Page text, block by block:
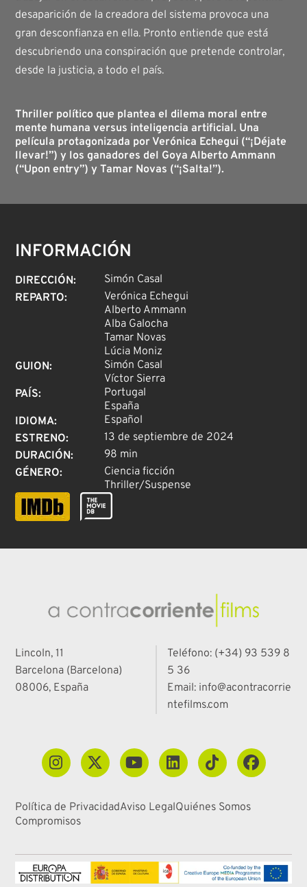
desaparición de la creadora del sistema provoca una
gran desconfianza en ella. Pronto entiende que está
descubriendo una conspiración que pretende controlar,
desde la justicia, a todo el país.
Thriller político que plantea el dilema moral entre
mente humana versus inteligencia artificial. Una
película protagonizada por Verónica Echegui (“¡Déjate
llevar!”) y los ganadores del Goya Alberto Ammann
(“Upon entry”) y Tamar Novas (“¡Salta!”).
INFORMACIÓN
DIRECCIÓN:
Simón Casal
REPARTO:
Verónica Echegui
Alberto Ammann
Alba Galocha
Tamar Novas
Lúcia Moniz
GUION:
Simón Casal
Víctor Sierra
PAÍS:
Portugal
España
IDIOMA:
Español
ESTRENO:
13 de septiembre de 2024
DURACIÓN:
98 min
GÉNERO:
Ciencia ficción
Thriller/Suspense
Lincoln, 11
Barcelona (Barcelona)
08006, España
Teléfono: (+34) 93 539 8
5 36
Email: info@acontracorrie
ntefilms.com
Política de PrivacidadAviso LegalQuiénes Somos
Compromisos